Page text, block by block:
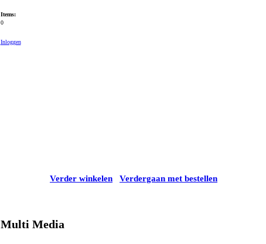
Items:
0
Inloggen
Verder winkelen Verdergaan met bestellen
Multi Media